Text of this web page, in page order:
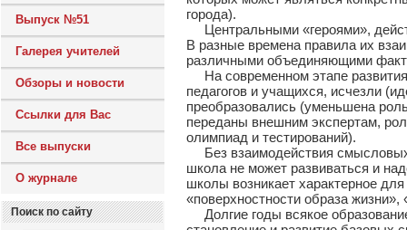
Выпуск №51
Галерея учителей
Обзоры и новости
Ссылки для Вас
Все выпуски
О журнале
Поиск по сайту
города).
Центральными «героями»,
В разные времена правила их
различными объединяющими
На современном этапе
педагогов и учащихся, исчезли
преобразовались (уменьшена
переданы внешним экспертам,
олимпиад и тестирований).
Без взаимодействия смысловых
школа не может развиваться и
школы возникает характерное
«поверхностности образа жизни»,
Долгие годы всякое